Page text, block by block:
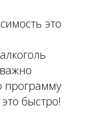
это
программу
быстро!